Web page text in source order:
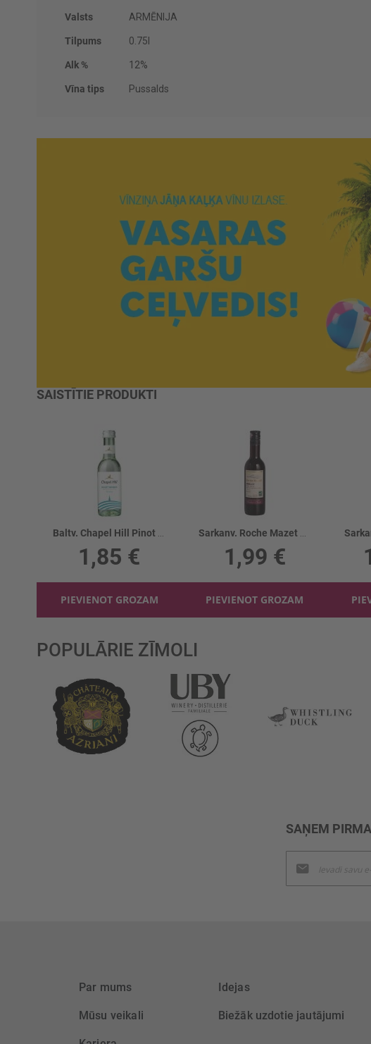
Vairāk
Valsts ARMĒNIJA
Tilpums 0.75l
Alk % 12%
Vīna tips Pussalds
SAISTĪTIE PRODUKTI
Baltv. Chapel Hill Pinot Grigio 12%
1,85 €
PIEVIENOT GROZAM
Sarkanv. Roche Mazet Merlot 13% PET
1,99 €
PIEVIENOT GROZAM
POPULĀRIE ZĪMOLI
SAŅEM
jaunumu
saņemšanai:
Par mums
Mūsu veikali
Idejas
Biežāk uzdotie jautājumi